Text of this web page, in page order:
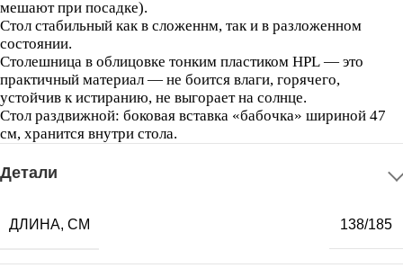
мешают при посадке).
Стол стабильный как в сложеннм, так и в разложенном
состоянии.
Столешница в облицовке тонким пластиком HPL — это
практичный материал — не боится влаги, горячего,
устойчив к истиранию, не выгорает на солнце.
Стол раздвижной: боковая вставка «бабочка» шириной 47
см, хранится внутри стола.
Детали
ДЛИНА, СМ 138/185